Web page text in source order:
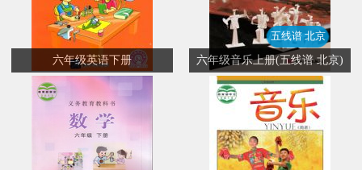
六年级英语下册
五线谱 北京
六年级音乐上册(五线谱 北京)